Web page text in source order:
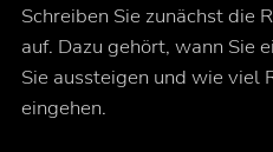
Schreiben Sie zunächst die
auf. Dazu gehört, wann Sie
Sie aussteigen und wie viel
eingehen.